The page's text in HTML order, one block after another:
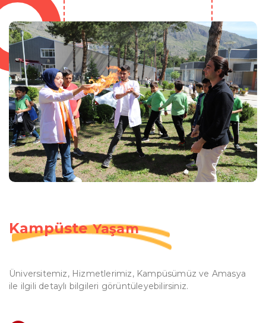
KampüsteYaşam
Üniversitemiz, Hizmetlerimiz, Kampüsümüz ve Amasya
ile ilgili detaylı bilgileri görüntüleyebilirsiniz.